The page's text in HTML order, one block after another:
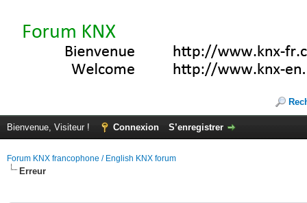
Bienvenue, Visiteur ! Connexion S’enregistrer
Forum KNX francophone / English KNX forum
Erreur